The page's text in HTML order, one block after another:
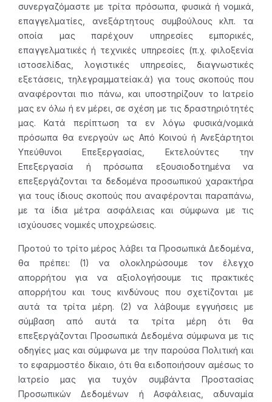
συνεργαζόμαστε με τρίτα πρόσωπα, φυσικά ή νομικά,
επαγγελματίες, ανεξάρτητους συμβούλους κλπ. τα
οποία μας παρέχουν υπηρεσίες εμπορικές,
επαγγελματικές ή τεχνικές υπηρεσίες (π.χ. φιλοξενία
ιστοσελίδας, λογιστικές υπηρεσίες, διαγνωστικές
εξετάσεις, τηλεγραμματείακ.ά) για τους σκοπούς που
αναφέρονται πιο πάνω, και υποστηρίζουν το Ιατρείο
μας εν όλω ή εν μέρει, σε σχέση με τις δραστηριότητές
μας. Κατά περίπτωση τα εν λόγω φυσικά/νομικά
πρόσωπα θα ενεργούν ως Από Κοινού ή Ανεξάρτητοι
Υπεύθυνοι Επεξεργασίας, Εκτελούντες την
Επεξεργασία ή πρόσωπα εξουσιοδοτημένα να
επεξεργάζονται τα δεδομένα προσωπικού χαρακτήρα
για τους ίδιους σκοπούς που αναφέρονται παραπάνω,
με τα ίδια μέτρα ασφάλειας και σύμφωνα με τις
ισχύουσες νομικές υποχρεώσεις.
Προτού το τρίτο μέρος λάβει τα Προσωπικά Δεδομένα,
θα πρέπει: (1) να ολοκληρώσουμε τον έλεγχο
απορρήτου για να αξιολογήσουμε τις πρακτικές
απορρήτου και τους κινδύνους που σχετίζονται με
αυτά τα τρίτα μέρη. (2) να λάβουμε εγγυήσεις με
σύμβαση από αυτά τα τρίτα μέρη ότι θα
επεξεργάζονται Προσωπικά Δεδομένα σύμφωνα με τις
οδηγίες μας και σύμφωνα με την παρούσα Πολιτική και
το εφαρμοστέο δίκαιο, ότι θα ειδοποιήσουν αμέσως το
Ιατρείο μας για τυχόν συμβάντα Προστασίας
Προσωπικών Δεδομένων ή Ασφάλειας, αδυναμία